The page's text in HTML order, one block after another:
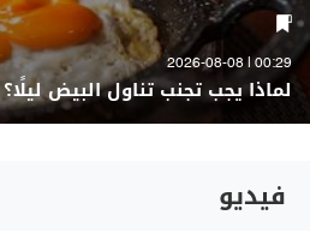
00:29 | 2026-08-08
لماذا يجب تجنب تناول البيض ليلًا؟
فيديو